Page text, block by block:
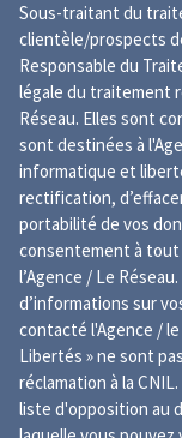
Sous-traitant du
clientèle/prospects
Responsable du
légale du traitement
Réseau. Elles sont
sont destinées à
informatique et
rectification,
portabilité de vos
consentement à
l’Agence / Le
d’informations sur
contacté l'Agence /
Libertés » ne sont
réclamation à la
liste d'opposition au